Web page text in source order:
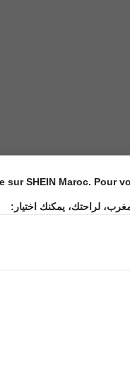
sur SHEIN Maroc. Pour
لراحتك، يمكنك اختيار: